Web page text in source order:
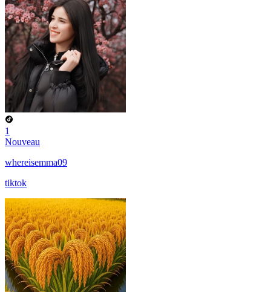
1
Nouveau
whereisemma09
tiktok